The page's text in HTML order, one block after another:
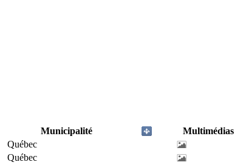
Municipalité
Multimédias
Québec
Québec